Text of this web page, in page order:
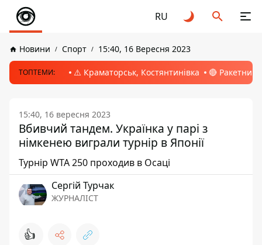
RU
Новини Спорт 15:40, 16 Вересня 2023
ТОПТЕМИ: ⚠️ Краматорськ, Костянтинівка 🔴 Ракетний
15:40, 16 вересня 2023
Вбивчий тандем. Українка у парі з
німкенею виграли турнір в Японії
Турнір WTA 250 проходив в Осаці
Сергій Турчак
ЖУРНАЛІСТ
👍